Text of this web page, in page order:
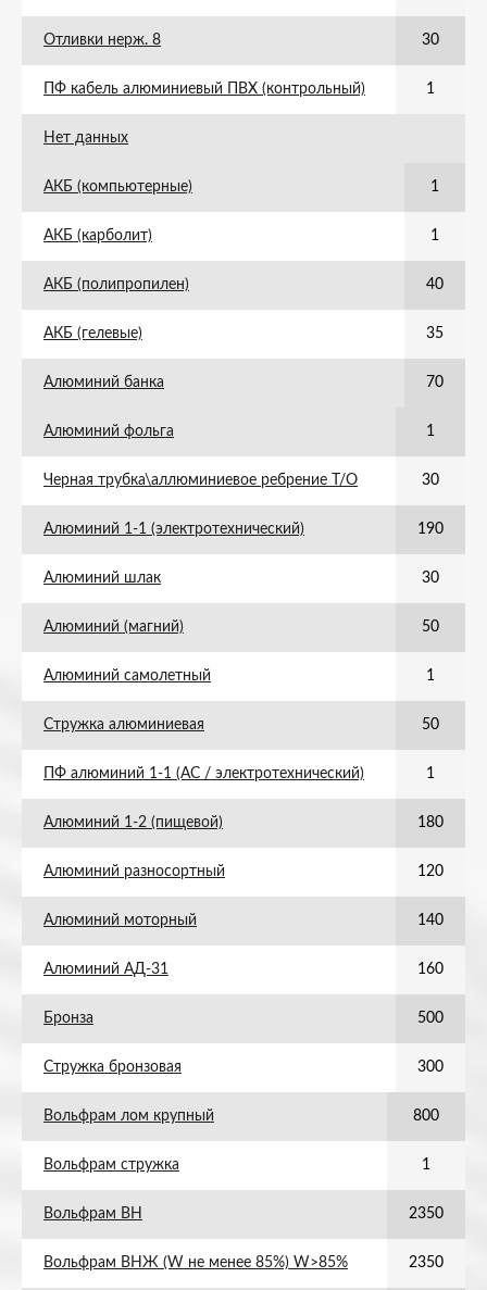
Отливки нерж. 8 30
ПФ кабель алюминиевый ПВХ (контрольный) 1
Нет данных
АКБ (компьютерные) 1
АКБ (карболит) 1
АКБ (полипропилен) 40
АКБ (гелевые) 35
Алюминий банка 70
Алюминий фольга 1
Черная трубка\аллюминиевое ребрение Т/О 30
Алюминий 1-1 (электротехнический) 190
Алюминий шлак 30
Алюминий (магний) 50
Алюминий самолетный 1
Стружка алюминиевая 50
ПФ алюминий 1-1 (АС / электротехнический) 1
Алюминий 1-2 (пищевой) 180
Алюминий разносортный 120
Алюминий моторный 140
Алюминий АД-31 160
Бронза 500
Стружка бронзовая 300
Вольфрам лом крупный 800
Вольфрам стружка 1
Вольфрам ВН 2350
Вольфрам ВНЖ (W не менее 85%) W>85% 2350